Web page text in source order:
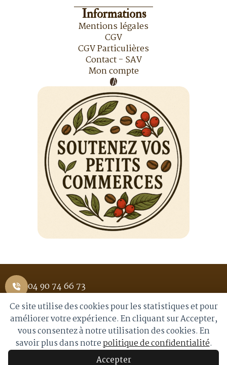
Informations
Mentions légales
CGV
CGV Particulières
Contact - SAV
Mon compte
04 90 74 66 73
1 Place Saint Pierre 84400 APT
info@royalmoka.fr
Ce site utilise des cookies pour les statistiques et pour
améliorer votre expérience. En cliquant sur Accepter,
vous consentez à notre utilisation des cookies. En
savoir plus dans notrepolitique de confidentialité.
Accepter